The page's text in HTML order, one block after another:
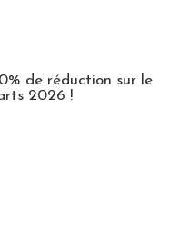
de réduction sur le
2026 !